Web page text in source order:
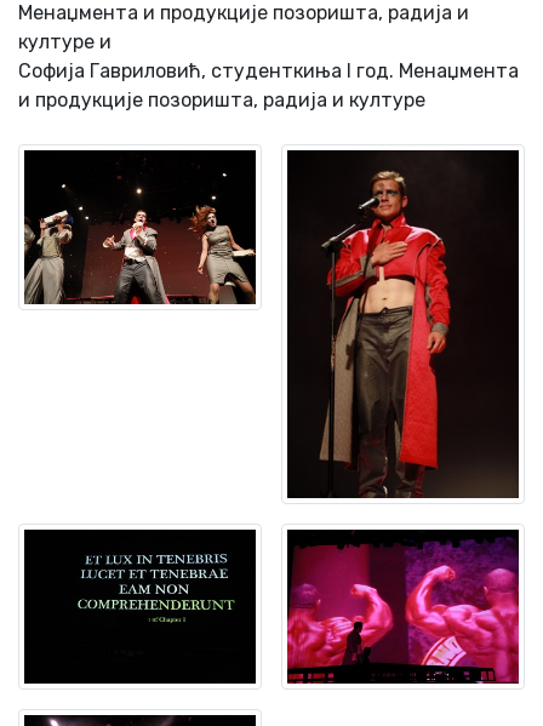
Mенаџмента и продукције позоришта, радија и
културе и
Софија Гавриловић, студенткиња I год. Mенаџмента
и продукције позоришта, радија и културе